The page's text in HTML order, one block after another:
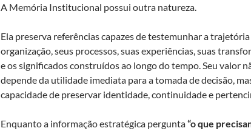
A Memória Institucional possui outra natureza.
Ela preserva referências capazes de testemunhar a
organização, seus processos, suas experiências, suas
e os significados construídos ao longo do tempo. Seu valor
depende da utilidade imediata para a tomada de decisão,
capacidade de preservar identidade, continuidade e
Enquanto a informação estratégica pergunta“o que